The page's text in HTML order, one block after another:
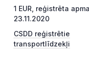
1 EUR, reģistrēta
23.11.2020
CSDD reģistrētie
transportlīdzekļi